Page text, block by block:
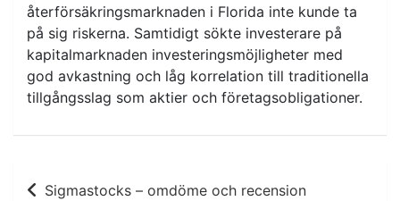
återförsäkringsmarknaden i Florida inte kunde ta
på sig riskerna. Samtidigt sökte investerare på
kapitalmarknaden investeringsmöjligheter med
god avkastning och låg korrelation till traditionella
tillgångsslag som aktier och företagsobligationer.
Inläggsnavigering
Sigmastocks – omdöme och recension